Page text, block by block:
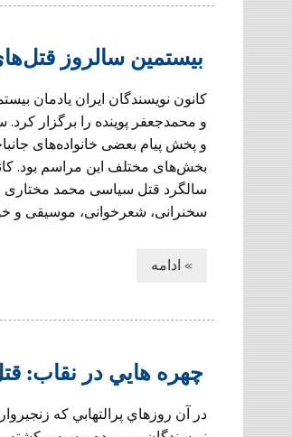
بیستمین سالروز
کانون نویسندگان ایران یادمان
و محمدجعفر پوینده را برگزار
بخش‌های مختلف این مراسم بود.
سالگرد قتل سیاسی محمد مختاری و
سخنرانی، شعرخوانی، موسیقی و
» ادامه
چهره هايي در نقاب:
در آن روزهاي پرالتهابي كه